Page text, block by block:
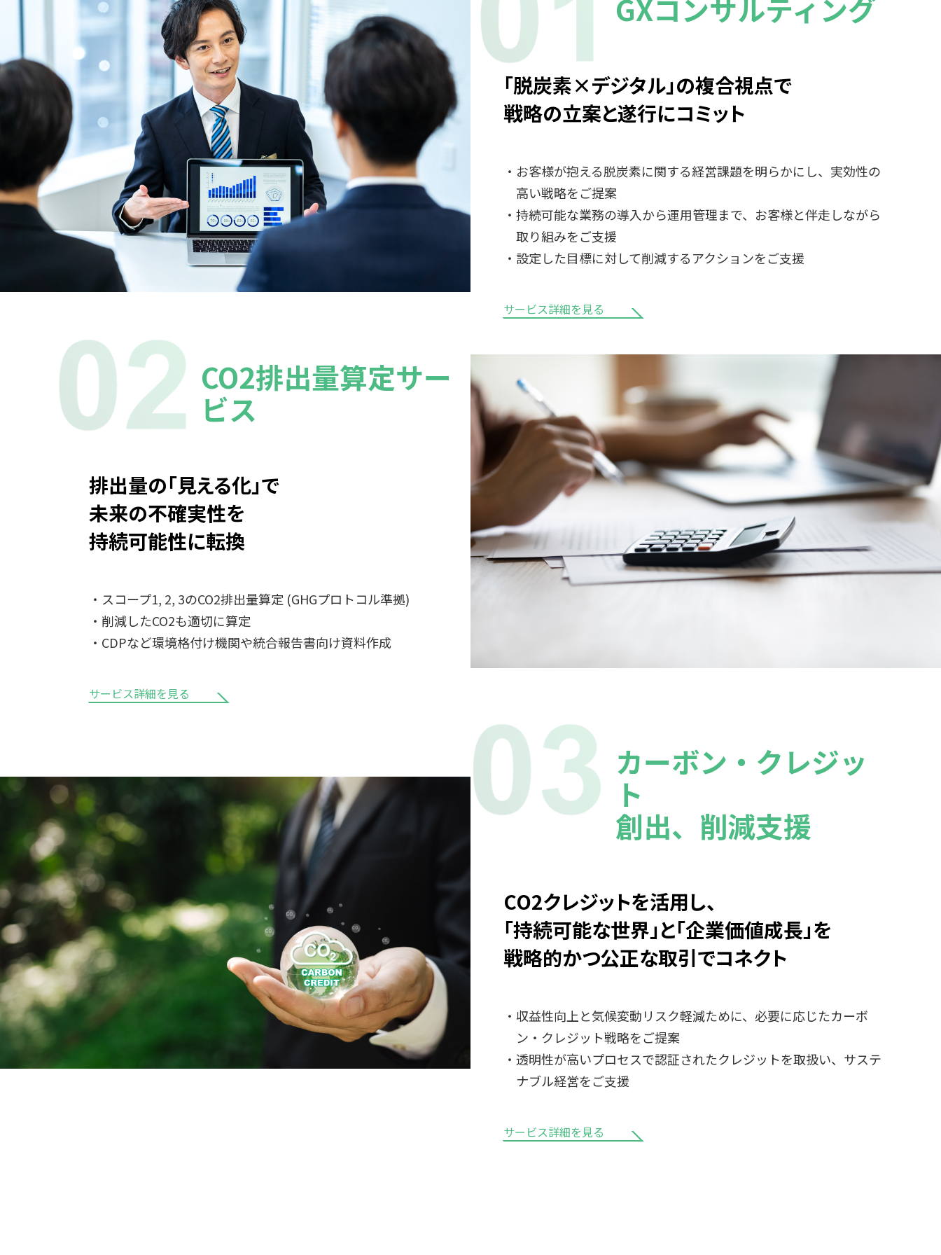
GXコンサルティング
「脱炭素×デジタル」の複合視点で
戦略の立案と遂行にコミット
・お客様が抱える脱炭素に関する経営課題を明らかにし、実効性の
高い戦略をご提案
・持続可能な業務の導入から運用管理まで、お客様と伴走しながら
取り組みをご支援
・設定した目標に対して削減するアクションをご支援
サービス詳細を見る
CO2排出量算定サー
ビス
排出量の「見える化」で
未来の不確実性を
持続可能性に転換
・スコープ1, 2, 3のCO2排出量算定 (GHGプロトコル準拠)
・削減したCO2も適切に算定
・CDPなど環境格付け機関や統合報告書向け資料作成
サービス詳細を見る
カーボン・クレジッ
ト
創出、削減支援
CO2クレジットを活用し、
「持続可能な世界」と「企業価値成長」を
戦略的かつ公正な取引でコネクト
・収益性向上と気候変動リスク軽減ために、必要に応じたカーボ
ン・クレジット戦略をご提案
・透明性が高いプロセスで認証されたクレジットを取扱い、サステ
ナブル経営をご支援
サービス詳細を見る